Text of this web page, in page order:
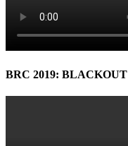
BRC 2019: BLACKOUT